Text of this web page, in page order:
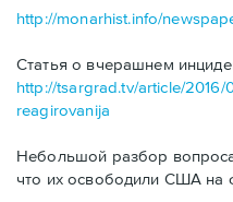
http://monarhist.info/
Статья о вчерашнем
http://tsargrad.tv/article/
reagirovanija
Небольшой разбор
что их освободили США на